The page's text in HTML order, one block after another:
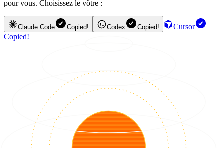
pour vous. Choisissez le vôtre :
Claude Code Copied! Codex Copied!
Cursor
Copied!